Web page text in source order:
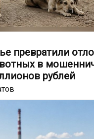
превратили
в
рублей